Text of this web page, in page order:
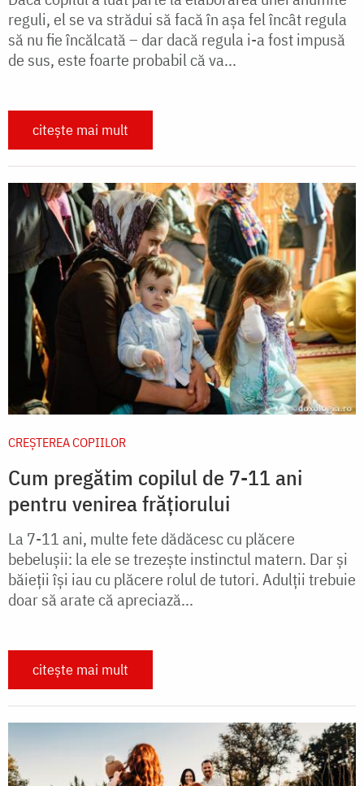
reguli, el se va strădui să facă în aşa fel încât regula
să nu fie încălcată – dar dacă regula i-a fost impusă
de sus, este foarte probabil că va...
citește mai mult
CREŞTEREA COPIILOR
Cum pregătim copilul de 7-11 ani
pentru venirea frățiorului
La 7-11 ani, multe fete dădăcesc cu plăcere
bebelușii: la ele se trezește instinctul matern. Dar și
băieții își iau cu plăcere rolul de tutori. Adulții trebuie
doar să arate că apreciază...
citește mai mult